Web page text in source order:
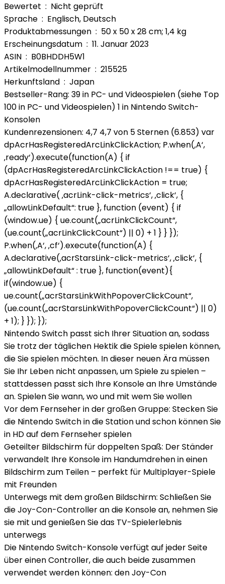
Bewertet ‏ : ‎ Nicht geprüft
Sprache ‏ : ‎ Englisch, Deutsch
Produktabmessungen ‏ : ‎ 50 x 50 x 28 cm; 1,4 kg
Erscheinungsdatum ‏ : ‎ 11. Januar 2023
ASIN ‏ : ‎ B0BHDDH5W1
Artikelmodellnummer ‏ : ‎ 215525
Herkunftsland ‏ : ‎ Japan
Bestseller-Rang: 39 in PC- und Videospielen (siehe Top
100 in PC- und Videospielen) 1 in Nintendo Switch-
Konsolen
Kundenrezensionen: 4,7 4,7 von 5 Sternen (6.853) var
dpAcrHasRegisteredArcLinkClickAction; P.when(‚A‘,
‚ready‘).execute(function(A) { if
(dpAcrHasRegisteredArcLinkClickAction !== true) {
dpAcrHasRegisteredArcLinkClickAction = true;
A.declarative( ‚acrLink-click-metrics‘, ‚click‘, {
„allowLinkDefault“: true }, function (event) { if
(window.ue) { ue.count(„acrLinkClickCount“,
(ue.count(„acrLinkClickCount“) || 0) + 1 } } });
P.when(‚A‘, ‚cf‘).execute(function(A) {
A.declarative(‚acrStarsLink-click-metrics‘, ‚click‘, {
„allowLinkDefault“ : true }, function(event){
if(window.ue) {
ue.count(„acrStarsLinkWithPopoverClickCount“,
(ue.count(„acrStarsLinkWithPopoverClickCount“) || 0)
+ 1); } }); });
Nintendo Switch passt sich Ihrer Situation an, sodass
Sie trotz der täglichen Hektik die Spiele spielen können,
die Sie spielen möchten. In dieser neuen Ära müssen
Sie Ihr Leben nicht anpassen, um Spiele zu spielen –
stattdessen passt sich Ihre Konsole an Ihre Umstände
an. Spielen Sie wann, wo und mit wem Sie wollen
Vor dem Fernseher in der großen Gruppe: Stecken Sie
die Nintendo Switch in die Station und schon können Sie
in HD auf dem Fernseher spielen
Geteilter Bildschirm für doppelten Spaß: Der Ständer
verwandelt Ihre Konsole im Handumdrehen in einen
Bildschirm zum Teilen – perfekt für Multiplayer-Spiele
mit Freunden
Unterwegs mit dem großen Bildschirm: Schließen Sie
die Joy-Con-Controller an die Konsole an, nehmen Sie
sie mit und genießen Sie das TV-Spielerlebnis
unterwegs
Die Nintendo Switch-Konsole verfügt auf jeder Seite
über einen Controller, die auch beide zusammen
verwendet werden können: den Joy-Con